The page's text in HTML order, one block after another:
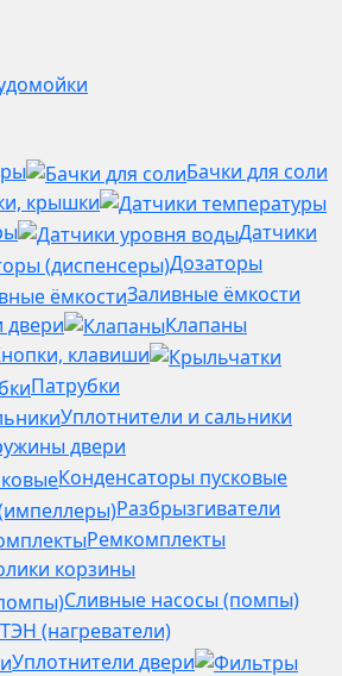
Бачки для соли
крышки
Датчики
Дозаторы
Заливные ёмкости
двери
Клапаны
клавиши
Патрубки
Уплотнители и сальники
двери
Конденсаторы пусковые
Разбрызгиватели
Ремкомплекты
корзины
Сливные насосы (помпы)
ТЭН (нагреватели)
Уплотнители двери